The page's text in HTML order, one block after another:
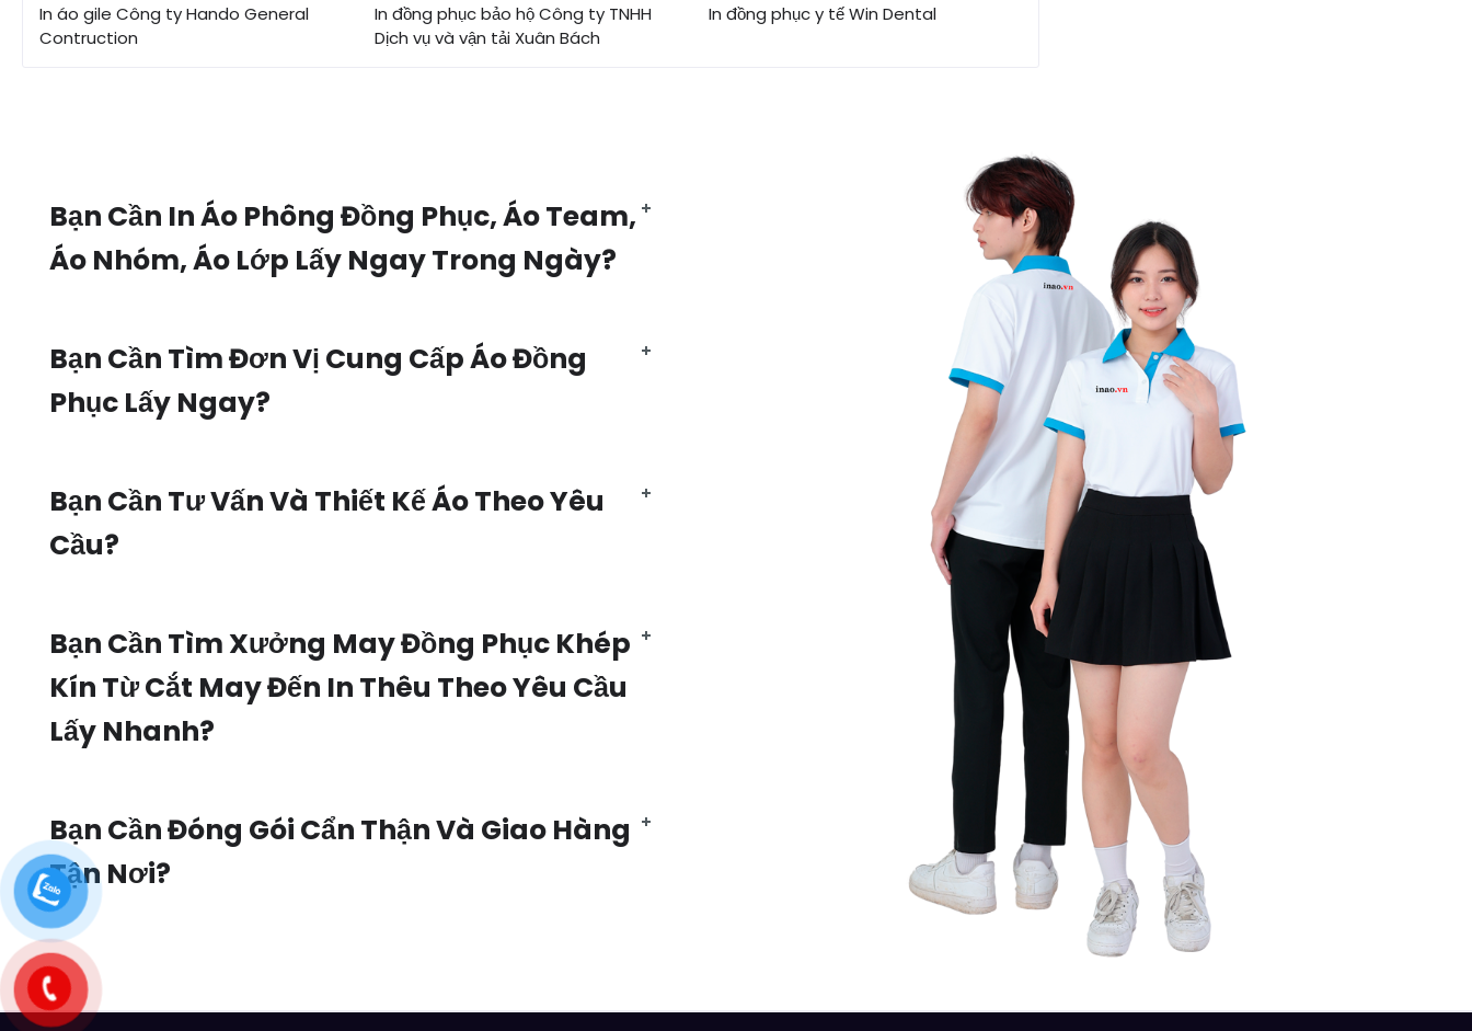
In áo gile Công ty Hando General
Contruction
In đồng phục bảo hộ Công ty TNHH
Dịch vụ và vận tải Xuân Bách
In đồng phục y tế Win Dental
Bạn Cần In Áo Phông Đồng Phục, Áo Team,
Áo Nhóm, Áo Lớp Lấy Ngay Trong Ngày?
Bạn Cần Tìm Đơn Vị Cung Cấp Áo Đồng
Phục Lấy Ngay?
Bạn Cần Tư Vấn Và Thiết Kế Áo Theo Yêu
Cầu?
Bạn Cần Tìm Xưởng May Đồng Phục Khép
Kín Từ Cắt May Đến In Thêu Theo Yêu Cầu
Lấy Nhanh?
Bạn Cần Đóng Gói Cẩn Thận Và Giao Hàng
Tận Nơi?